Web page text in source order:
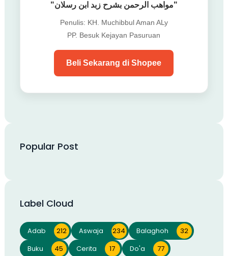
"مواهب الرحمن بشرح زبد ابن رسلان"
Penulis: KH. Muchibbul Aman ALy
PP. Besuk Kejayan Pasuruan
Beli Sekarang di Shopee
Popular Post
Label Cloud
Adab 212 Aswaja 234 Balaghoh
32
Buku
45 Cerita 17 Do'a
77